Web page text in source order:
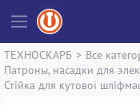
ТЕХНОСКАРБ > Все